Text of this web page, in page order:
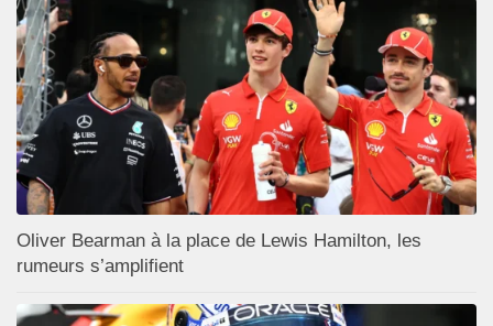
Oliver Bearman à la place de Lewis Hamilton, les
rumeurs s’amplifient